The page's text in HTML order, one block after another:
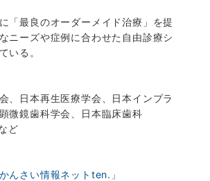
「最良のオーダーメイド治療」を提
ニーズや症例に合わせた自由診療シ
いる。
、日本再生医療学会、日本インプラ
微鏡歯科学会、日本臨床歯科
ど
んさい情報ネットten.」